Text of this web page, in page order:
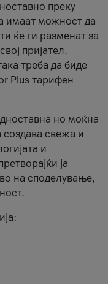
преку
имаат можност да
ќе ги разменат за
пријател.
треба да биде
Plus тарифен
но моќна
свежа и
и
ја
на споделување,